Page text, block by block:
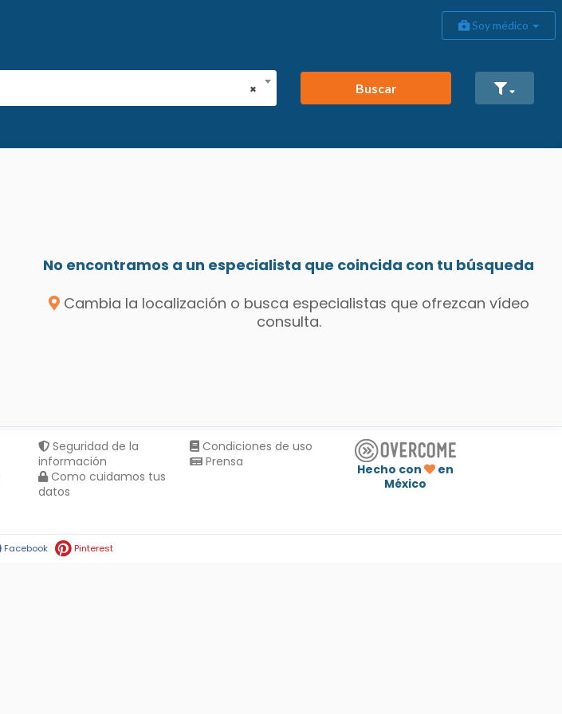
Soy médico
×
Buscar
No encontramos a un especialista que coincida con tu búsqueda
Cambia la localización o busca especialistas que ofrezcan vídeo
consulta.
Seguridad de la
información
Como cuidamos tus
datos
Condiciones de uso
Prensa
Hecho con
en
México
Facebook Pinterest